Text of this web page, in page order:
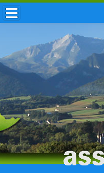
ACCUEIL / INFOS
MUNICIPALITÉ
VIE LOCALE
ENFANCE
TOURISME
HISTOIRE